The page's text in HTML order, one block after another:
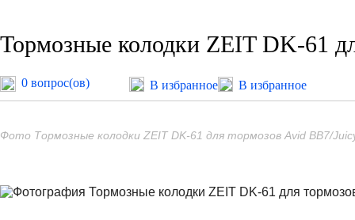
Тормозные колодки ZEIT DK-61
0 вопрос(ов) В избранное В избранное
Фото Тормозные колодки ZEIT DK-61 для тормозов Avid BB7/